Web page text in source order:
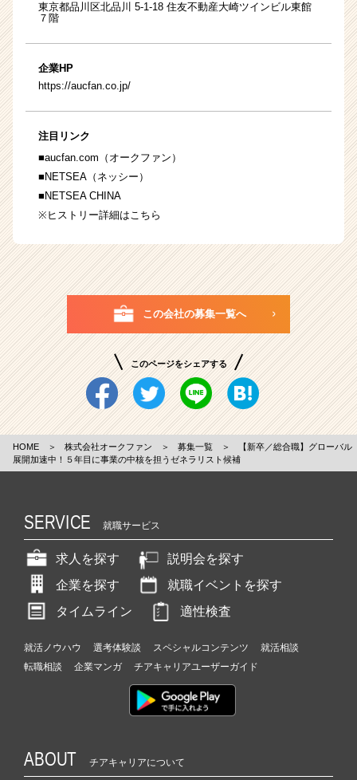
東京都品川区北品川 5-1-18 住友不動産大崎ツインビル東館
７階
企業HP
https://aucfan.co.jp/
注目リンク
■aucfan.com （オークファン）
■ NETSEA （ネッシー）
■ NETSEA CHINA
※ヒストリー詳細はこちら
この会社の募集一覧へ
このページをシェアする
HOME ＞ 株式会社オークファン ＞ 募集一覧 ＞
【新卒／総合職】グローバル
展開加速中！５年目に事業の中核を担うゼネラリスト候補
SERVICE 就職サービス
求人を探す
説明会を探す
企業を探す
就職イベントを探す
タイムライン
適性検査
就活ノウハウ 選考体験談 スペシャルコンテンツ
就活相談
転職相談
企業マンガ チアキャリアユーザーガイド
ABOUT チアキャリアについて